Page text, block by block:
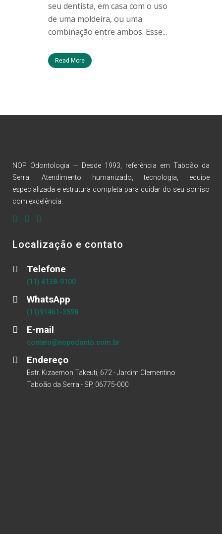
seu dentista, em casa com o uso
de uma moldeira, ou uma
combinação entre ambos. Esse...
Read More
NOP Odontologia — Desde 1993, referência em Taboão da
Serra. Atendimento humanizado, tecnologia, equipe
especializada e estrutura completa para cuidar do seu sorriso
com excelência.
Localização e contato
Telefone
(11) 4138-9100
WhatsApp
(11)91461-3598
E-mail
contato@nopodonto.com.br
Endereço
Estr. Kizaemon Takeuti, 672 - Jardim Clementino
Taboão da Serra - SP, 06775-000